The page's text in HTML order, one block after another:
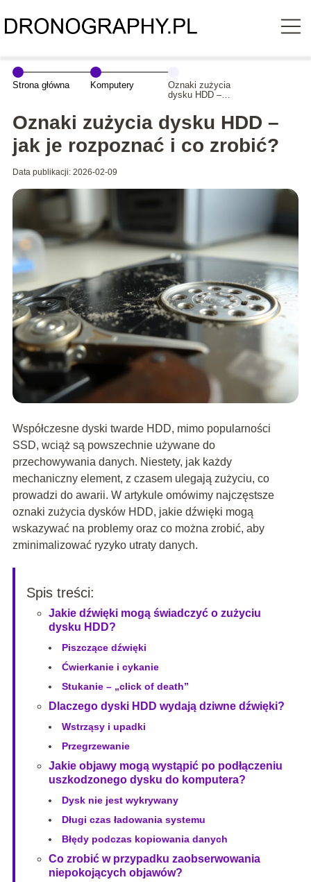
Strona główna Komputery
Oznaki zużycia
dysku HDD –
i co zrobić?
Oznaki zużycia dysku HDD –
jak je rozpoznać i co zrobić?
Data publikacji: 2026-02-09
Współczesne dyski twarde HDD, mimo popularności
SSD, wciąż są powszechnie używane do
przechowywania danych. Niestety, jak każdy
mechaniczny element, z czasem ulegają zużyciu, co
prowadzi do awarii. W artykule omówimy najczęstsze
oznaki zużycia dysków HDD, jakie dźwięki mogą
wskazywać na problemy oraz co można zrobić, aby
zminimalizować ryzyko utraty danych.
Spis treści:
Jakie dźwięki mogą świadczyć o zużyciu
dysku HDD?
Piszczące dźwięki
Ćwierkanie i cykanie
Stukanie – „click of death”
Dlaczego dyski HDD wydają dziwne dźwięki?
Wstrząsy i upadki
Przegrzewanie
Jakie objawy mogą wystąpić po podłączeniu
uszkodzonego dysku do komputera?
Dysk nie jest wykrywany
Długi czas ładowania systemu
Błędy podczas kopiowania danych
Co zrobić w przypadku zaobserwowania
niepokojących objawów?